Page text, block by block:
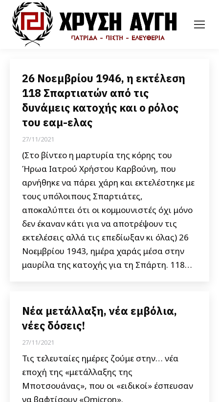
26 Νοεμβρίου 1946, η εκτέλεση
118 Σπαρτιατών από τις
δυνάμεις κατοχής και ο ρόλος
του εαμ-ελας
27/11/2021
(Στο βίντεο η μαρτυρία της κόρης του
Ήρωα Ιατρού Χρήστου Καρβούνη, που
αρνήθηκε να πάρει χάρη και εκτελέστηκε με
τους υπόλοιπους Σπαρτιάτες,
αποκαλύπτει ότι οι κομμουνιστές όχι μόνο
δεν έκαναν κάτι για να αποτρέψουν τις
εκτελέσεις αλλά τις επεδίωξαν κι όλας) 26
Νοεμβρίου 1943, ημέρα χαράς μέσα στην
μαυρίλα της κατοχής για τη Σπάρτη. 118…
Νέα μετάλλαξη, νέα εμβόλια,
νέες δόσεις!
27/11/2021
Τις τελευταίες ημέρες ζούμε στην… νέα
εποχή της «μετάλλαξης της
Μποτσουάνας», που οι «ειδικοί» έσπευσαν
να βαφτίσουν «Omicron».